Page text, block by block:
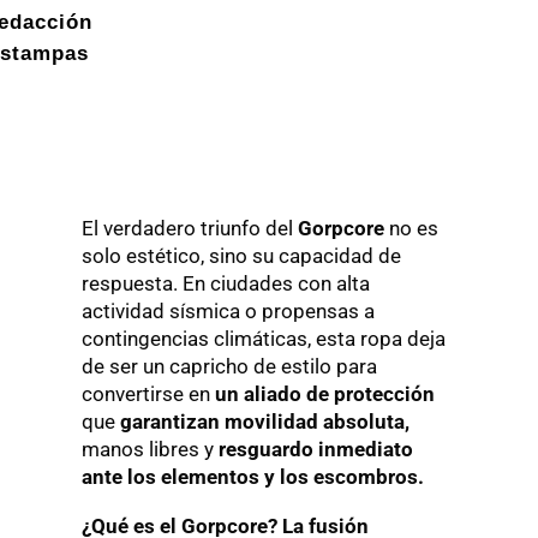
​El verdadero triunfo del Gorpcoreno es
solo estético, sino su capacidad de
respuesta. En ciudades con alta
actividad sísmica o propensas a
contingencias climáticas, esta ropa deja
de ser un capricho de estilo para
convertirse en un aliado de protección
que garantizan movilidad absoluta,
manos libres yresguardo inmediato
ante los elementos y los escombros.
¿Qué es el Gorpcore? La fusión